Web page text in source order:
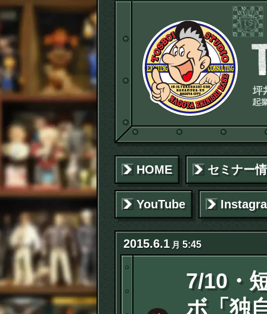
HOME セミナー
YouTube
2015.6.1 月 5:45
7/10・
ボ「独